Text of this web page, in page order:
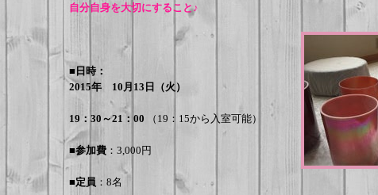
自分自身を大切にすること♪
■日時：
2015年 10月13日（火）
19：30～21：00 （19：15から入室可能）
■参加費 ：3,000円
■定員 ：8名